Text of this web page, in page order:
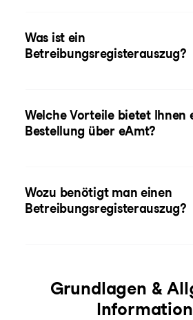
Was ist ein
Betreibungsregisterauszug?
Welche Vorteile bietet Ihnen
Bestellung über eAmt?
Wozu benötigt man einen
Betreibungsregisterauszug?
Grundlagen &